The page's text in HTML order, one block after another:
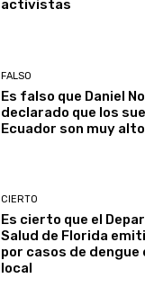
activistas
FALSO
Es falso que Daniel
declarado que los
Ecuador son muy
CIERTO
Es cierto que el
Salud de Florida
por casos de
local